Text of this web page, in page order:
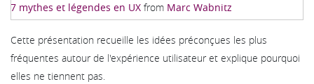
7 mythes et légendes en UX from Marc Wabnitz
Cette présentation recueille les idées préconçues les plus
fréquentes autour de l'expérience utilisateur et explique pourquoi
elles ne tiennent pas.